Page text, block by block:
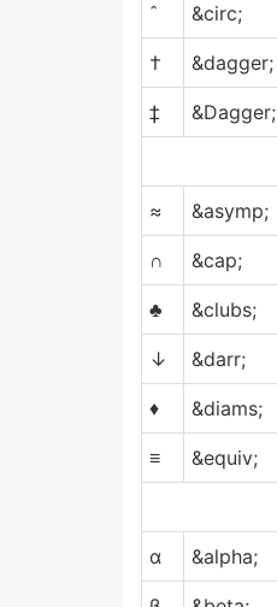
ˆ &circ;
† &dagger;
‡ &Dagger;
≈ &asymp;
∩ &cap;
♣ &clubs;
↓ &darr;
♦ &diams;
≡ &equiv;
α &alpha;